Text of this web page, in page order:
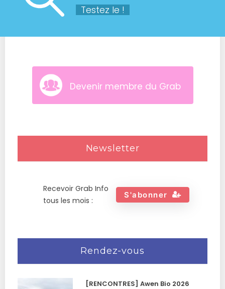
Testez le !
Devenir membre du Grab
Newsletter
Recevoir Grab Info
tous les mois :
S'abonner
Rendez-vous
[RENCONTRES] Awen Bio 2026